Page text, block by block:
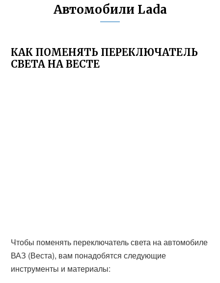
Автомобили Lada
КАК ПОМЕНЯТЬ ПЕРЕКЛЮЧАТЕЛЬ
СВЕТА НА ВЕСТЕ
Чтобы поменять переключатель света на автомобиле
ВАЗ (Веста), вам понадобятся следующие
инструменты и материалы: